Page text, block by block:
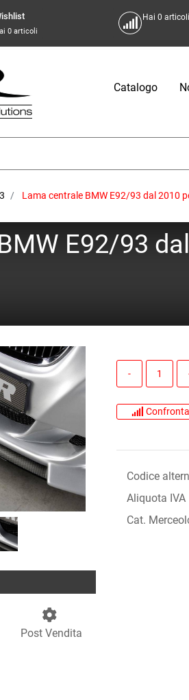
0 articoli
Hai0 articoli
Catalogo
Lama centrale BMW E92/93 dal 2010
E92/93
Post Vendita
Quantità
Confronta
Codice
Aliquota IVA
Cat.